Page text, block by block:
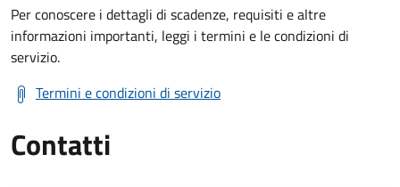
Per conoscere i dettagli di scadenze, requisiti e altre
informazioni importanti, leggi i termini e le condizioni di
servizio.
Termini e condizioni di servizio
Contatti